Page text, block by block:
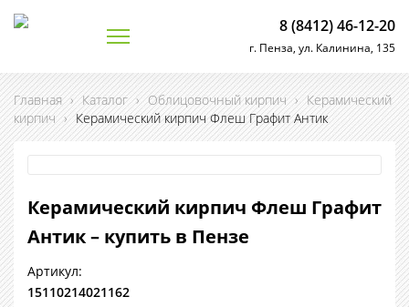
8 (8412) 46-12-20
г. Пенза, ул. Калинина, 135
Главная › Каталог › Облицовочный кирпич › Керамический
кирпич › Керамический кирпич Флеш Графит Антик
Керамический кирпич Флеш Графит
Антик – купить в Пензе
Артикул:
15110214021162